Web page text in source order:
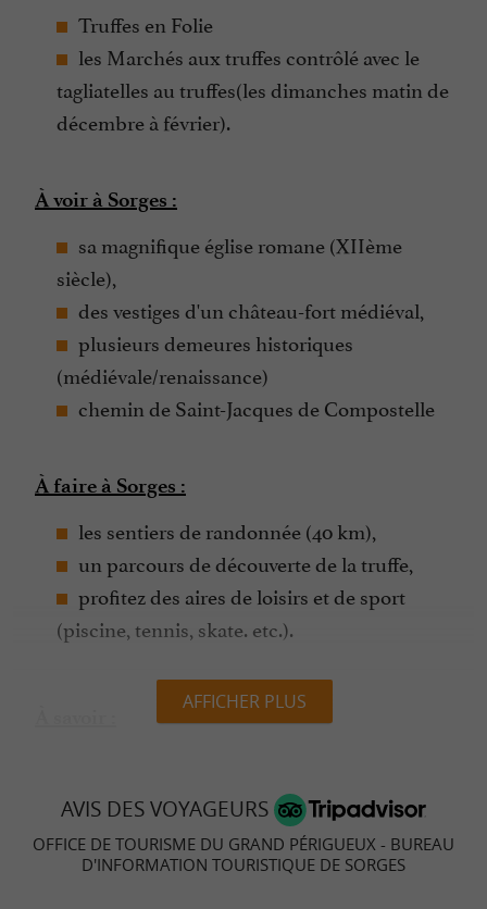
Truffes en Folie
les Marchés aux truffes contrôlé avec le
tagliatelles au truffes(les dimanches matin de
décembre à février).
À voir à Sorges :
sa magnifique église romane (XIIème
siècle),
des vestiges d'un château-­fort médiéval,
plusieurs demeures historiques
(médiévale/renaissance)
chemin de Saint-Jacques de Compostelle
À faire à Sorges :
les sentiers de randonnée (40 km),
un parcours de découverte de la truffe,
profitez des aires de loisirs et de sport
(piscine, tennis, skate. etc.).
l'écomusée de la truffe. Possibilité d'assiettes
gourmandes truffées disponible toute l'année,
et boutique de produits du terroir.
AFFICHER PLUS
AVIS DES VOYAGEURS
OFFICE DE TOURISME DU GRAND PÉRIGUEUX - BUREAU
D'INFORMATION TOURISTIQUE DE SORGES